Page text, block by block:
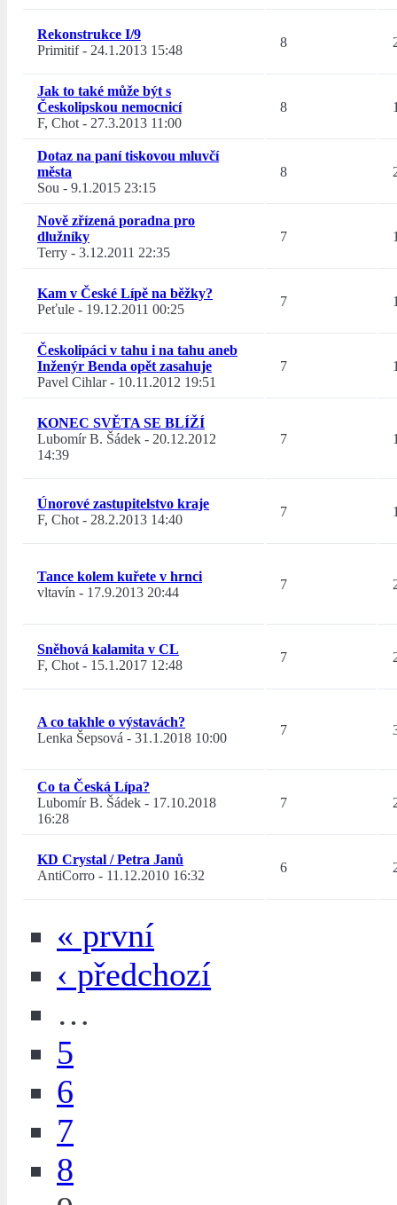
Rekonstrukce I/9
Primitif- 24.1.2013 15:48
8
Jak to také může být s
Českolipskou nemocnicí
F, Chot- 27.3.2013 11:00
8
Dotaz na paní tiskovou mluvčí
města
Sou - 9.1.2015 23:15
8
Nově zřízená poradna pro
dlužníky
Terry - 3.12.2011 22:35
7
Kam v České Lípě na běžky?
Peťule - 19.12.2011 00:25
7
Českolipáci v tahu i na tahu aneb
Inženýr Benda opět zasahuje
Pavel Cihlar- 10.11.2012 19:51
7
KONEC SVĚTA SE BLÍŽÍ
Lubomír B. Šádek - 20.12.2012
14:39
7
Únorové zastupitelstvo kraje
F, Chot- 28.2.2013 14:40
7
Tance kolem kuřete v hrnci
vltavín - 17.9.2013 20:44
7
Sněhová kalamita v CL
F, Chot- 15.1.2017 12:48
7
A co takhle o výstavách?
Lenka Šepsová - 31.1.2018 10:00
7
Co ta Česká Lípa?
Lubomír B. Šádek - 17.10.2018
16:28
7
KD Crystal / Petra Janů
AntiCorro - 11.12.2010 16:32
6
« první
‹ předchozí
…
5
6
7
8